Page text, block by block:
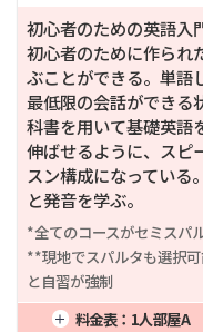
初心者のための英語入
初心者のために作られ
ぶことができる。単語
最低限の会話ができる
科書を用いて基礎英語
伸ばせるように、スピ
スン構成になっている
と発音を学ぶ。
*全てのコースがセミスパ
**現地でスパルタも選択
と自習が強制
料金表： 1人部屋A